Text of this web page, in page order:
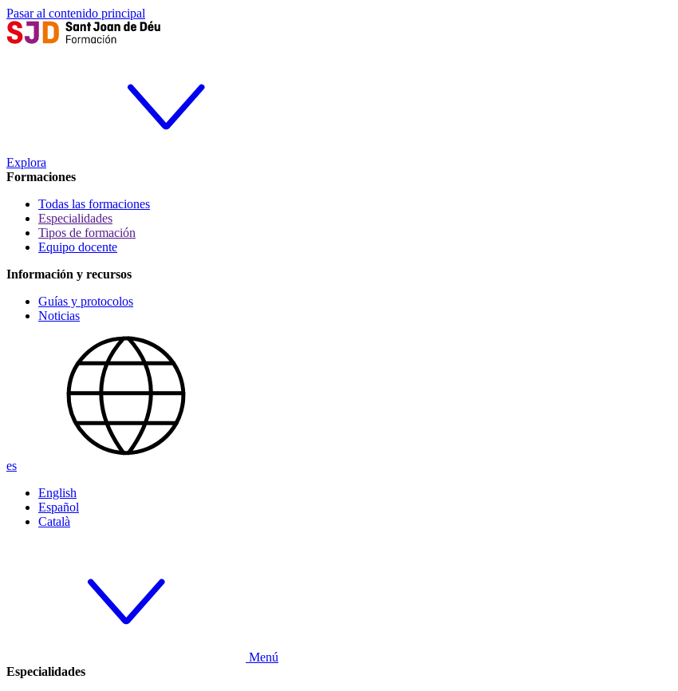
Pasar al contenido principal
Explora
Formaciones
Todas las formaciones
Especialidades
Tipos de formación
Equipo docente
Información y recursos
Guías y protocolos
Noticias
es
English
Español
Català
Menú
Especialidades